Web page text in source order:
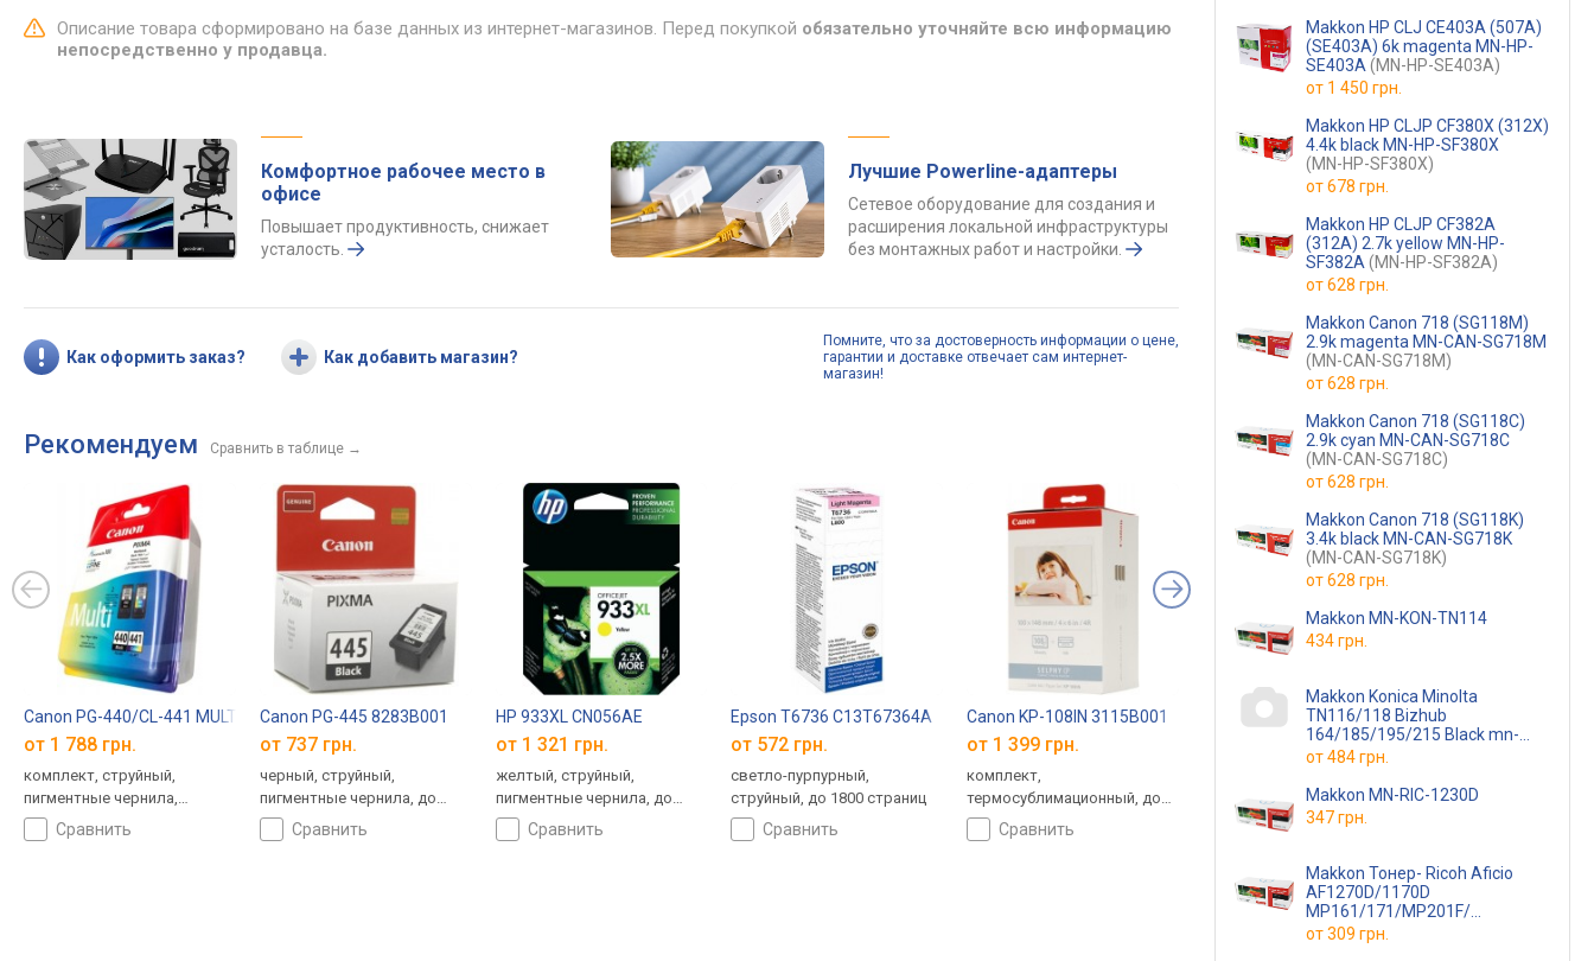
Описание товара сформировано на базе данных из интернет-магазинов. Перед покупкой обязательно уточняйте всю информацию
непосредственно у продавца.
Комфортное рабочее место в
офисе
Повышает продуктивность, снижает
усталость.
Лучшие Powerline-адаптеры
Сетевое оборудование для создания и
расширения локальной инфраструктуры
без монтажных работ и настройки.
Как оформить заказ? Как добавить магазин?
Помните, что за достоверность информации о цене,
гарантии и доставке отвечает сам интернет-
магазин!
Рекомендуем Сравнить в таблице →
Canon PG-440/CL-441 MULTI 5219B005
от 1 788 грн.
комплект, струйный,
пигментные чернила,
водорастворимые чернила,
до 360 страниц
сравнить
Canon PG-445 8283B001
от 737 грн.
черный, струйный,
пигментные чернила, до
180 страниц
сравнить
HP 933XL CN056AE
от 1 321 грн.
желтый, струйный,
пигментные чернила, до
825 страниц, объем: 9 мл
сравнить
Epson T6736 C13T67364A
от 572 грн.
светло-пурпурный,
струйный, до 1800 страниц
сравнить
Canon KP-108IN 3115B001
от 1 399 грн.
комплект,
термосублимационный, до
108 страниц
сравнить
Printpro PP-S2020
1000 страниц
сравнить
Canon PG-84
от 892 грн.
пигментные чернила
Makkon HP CLJ CE403A (507A)
(SE403A) 6k magenta MN-HP-
SE403A (MN-HP-SE403A)
от 1 450 грн.
Makkon HP CLJP CF380X (312X)
4.4k black MN-HP-SF380X
(MN-HP-SF380X)
от678 грн.
Makkon HP CLJP CF382A
(312A) 2.7k yellow MN-HP-
SF382A (MN-HP-SF382A)
от628 грн.
Makkon Canon 718 (SG118M)
2.9k magenta MN-CAN-SG718M
(MN-CAN-SG718M)
от628 грн.
Makkon Canon 718 (SG118C)
2.9k cyan MN-CAN-SG718C
(MN-CAN-SG718C)
от628 грн.
Makkon Canon 718 (SG118K)
3.4k black MN-CAN-SG718K
(MN-CAN-SG718K)
от628 грн.
Makkon MN-KON-TN114
434 грн.
Makkon Koniсa Minolta
TN116/118 Bizhub
164/185/195/215 Black mn-
kon-tn116/118
(MN-KON-TN116/118)
от484 грн.
Makkon MN-RIC-1230D
347 грн.
Makkon Тонер- Ricoh Aficio
AF1270D/1170D
MP161/171/MP201F/
(MN-RIC-1270D)
от309 грн.